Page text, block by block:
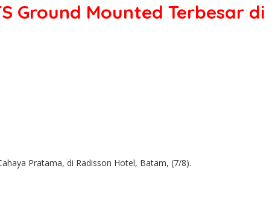
Ground Mounted Terbesar di
Pratama, di Radisson Hotel, Batam, (7/8).